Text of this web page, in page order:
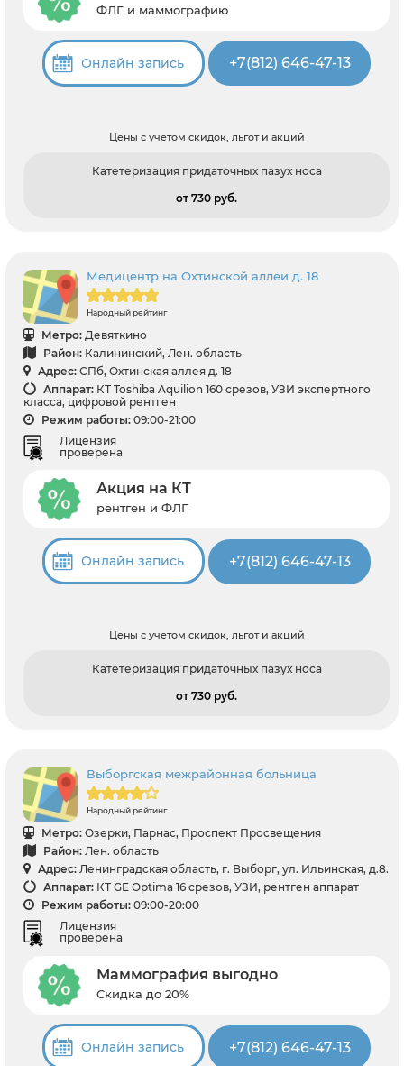
ФЛГ и маммографию
Онлайн запись +7(812) 646-47-13
Цены с учетом скидок, льгот и акций
Катетеризация придаточных пазух носа
от 730 pуб.
Медицентр на Охтинской аллеи д. 18
Народный рейтинг
Метро: Девяткино
Район: Калининский, Лен. область
Адрес: СПб, Охтинская аллея д. 18
Аппарат: КТ Toshiba Aquilion 160 срезов, УЗИ экспертного
класса, цифровой рентген
Режим работы: 09:00-21:00
Лицензия
проверена
Акция на КТ
рентген и ФЛГ
Онлайн запись +7(812) 646-47-13
Цены с учетом скидок, льгот и акций
Катетеризация придаточных пазух носа
от 730 pуб.
Выборгская межрайонная больница
Народный рейтинг
Метро: Озерки, Парнас, Проспект Просвещения
Район: Лен. область
Адрес: Ленинградская область, г. Выборг, ул. Ильинская, д.8.
Аппарат: КТ GE Optima 16 срезов, УЗИ, рентген аппарат
Режим работы: 09:00-20:00
Лицензия
проверена
Маммография выгодно
Скидка до 20%
Онлайн запись +7(812) 646-47-13